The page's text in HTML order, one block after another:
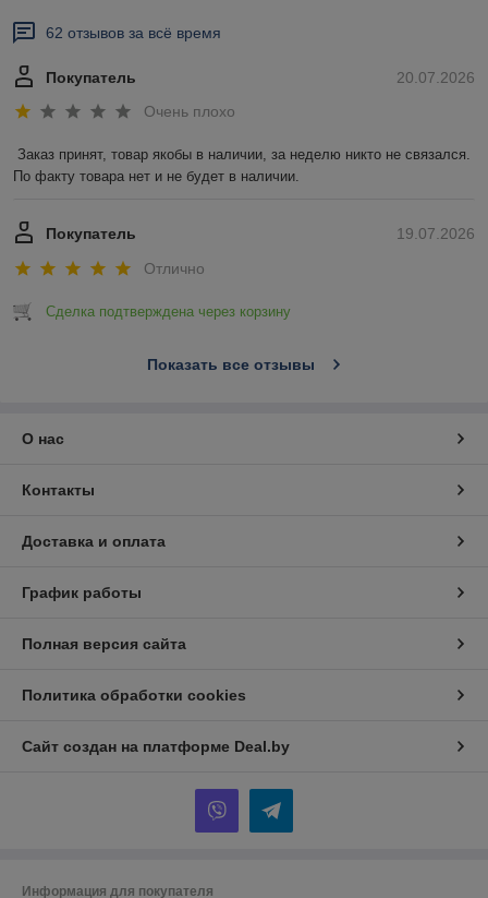
62 отзывов за всё время
20.07.2026
Покупатель
Очень плохо
Заказ принят, товар якобы в наличии, за неделю никто не связался.
По факту товара нет и не будет в наличии.
19.07.2026
Покупатель
Отлично
Сделка подтверждена через корзину
Показать все отзывы
О нас
Контакты
Доставка и оплата
График работы
Полная версия сайта
Политика обработки cookies
Сайт создан на платформе Deal.by
Информация для покупателя